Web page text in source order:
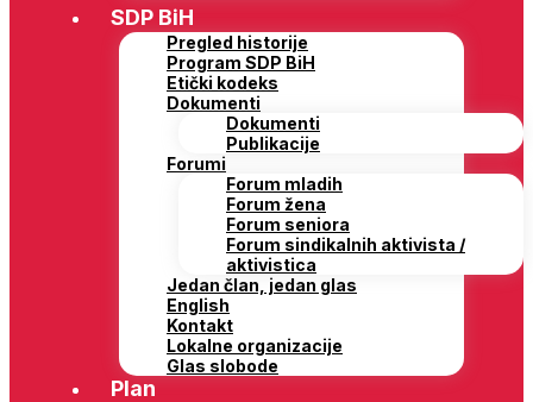
SDP BiH
Pregled historije
Program SDP BiH
Etički kodeks
Dokumenti
Dokumenti
Publikacije
Forumi
Forum mladih
Forum žena
Forum seniora
Forum sindikalnih aktivista /
aktivistica
Jedan član, jedan glas
English
Kontakt
Lokalne organizacije
Glas slobode
Plan